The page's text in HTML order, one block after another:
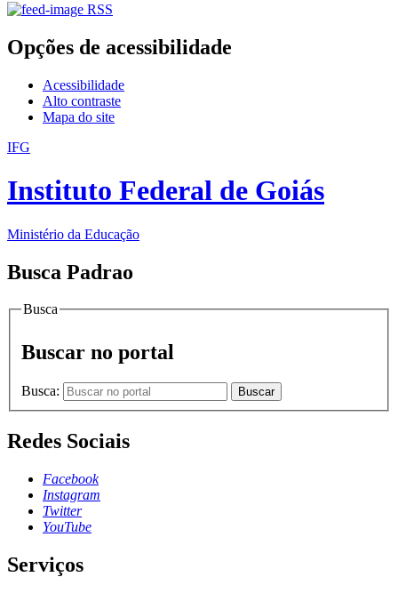
RSS
Opções de acessibilidade
Acessibilidade
Alto contraste
Mapa do site
IFG
Instituto Federal de Goiás
Ministério da Educação
Busca Padrao
Busca
Buscar no portal
Busca: Buscar
Redes Sociais
Facebook
Instagram
Twitter
YouTube
Serviços